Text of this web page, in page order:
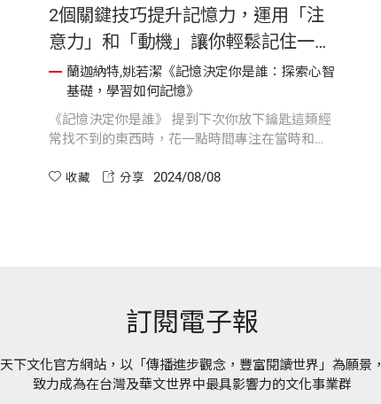
2個關鍵技巧提升記憶力，運用「注
意力」和「動機」讓你輕鬆記住一切
｜《記憶決定你是誰》
蘭迦納特,姚若潔《記憶決定你是誰：探索心智
基礎，學習如何記憶》
《記憶決定你是誰》 提到下次你放下鑰匙這類經
常找不到的東西時，花一點時間專注在當時和當
邊那疊未拆封的信件。只要一點點專心的動機，
收藏 分享 2024/08/08
訂閱電子報
天下文化官方網站，以「傳播進步觀念，豐富閱讀世界」為願景，
致力成為在台灣及華文世界中最具影響力的文化事業群